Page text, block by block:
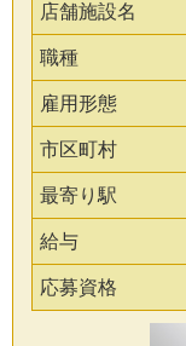
店舗施設名
職種
雇用形態
市区町村
最寄り駅
給与
応募資格